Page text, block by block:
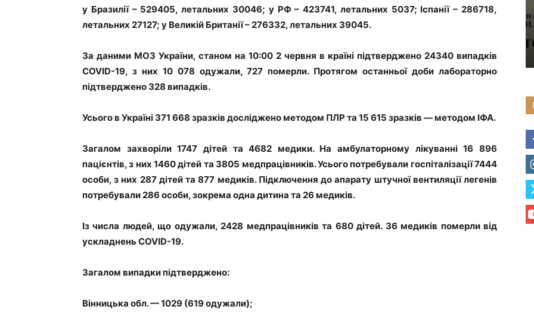
у Бразилії – 529405, летальних 30046; у РФ – 423741, летальних 5037; Іспанії – 286718,
летальних 27127; у Великій Британії – 276332, летальних 39045.
За даними МОЗ України, станом на 10:00 2 червня в країні підтверджено 24340 випадків
COVID-19, з них 10 078 одужали, 727 померли. Протягом останньої доби лабораторно
підтверджено 328 випадків.
Усього в Україні 371 668 зразків досліджено методом ПЛР та 15 615 зразків — методом ІФА.
Загалом захворіли 1747 дітей та 4682 медики. На амбулаторному лікуванні 16 896
пацієнтів, з них 1460 дітей та 3805 медпрацівників. Усього потребували госпіталізації 7444
особи, з них 287 дітей та 877 медиків. Підключення до апарату штучної вентиляції легенів
потребували 286 особи, зокрема одна дитина та 26 медиків.
Із числа людей, що одужали, 2428 медпрацівників та 680 дітей. 36 медиків померли від
ускладнень COVID-19.
Загалом випадки підтверджено:
Вінницька обл. — 1029 (619 одужали);